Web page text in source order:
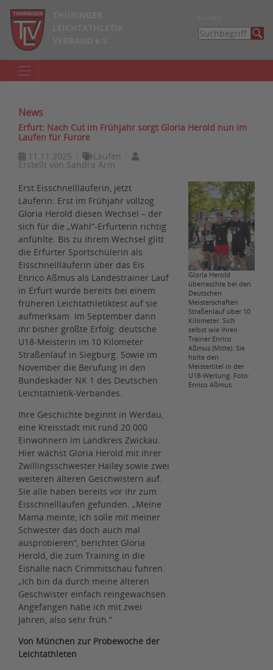
News
Erfurt: Nach Cut im Frühjahr sorgt Gloria Herold nun im
Laufen für Furore
11.11.2025
Laufen
Erstellt von Sandra Arm
Erst Eisschnellläuferin, jetzt
Läuferin: Erst im Frühjahr vollzog
Gloria Herold diesen Wechsel – der
sich für die „Wahl“-Erfurterin richtig
anfühlte. Bis zu ihrem Wechsel glitt
die Erfurter Sportschülerin als
Eisschnellläuferin über das Eis.
Enrico Aßmus als Landestrainer Lauf
in Erfurt wurde bereits bei einem
früheren Leichtathletiktest auf sie
aufmerksam. Im September dann
ihr bisher größte Erfolg: deutsche
U18-Meisterin im 10 Kilometer
Straßenlauf in Siegburg. Sowie im
November die Berufung in den
Bundeskader NK 1 des Deutschen
Leichtathletik-Verbandes.
Ihre Geschichte beginnt in Werdau,
eine Kreisstadt mit rund 20.000
Einwohnern im Landkreis Zwickau.
Hier wächst Gloria Herold mit ihrer
Zwillingsschwester Hailey sowie zwei
weiteren älteren Geschwistern auf.
Sie alle haben bereits vor ihr zum
Eisschnelllaufen gefunden. „Meine
Mama meinte, ich solle mit meiner
Schwester das doch auch mal
ausprobieren“, berichtet Gloria
Herold, die zum Training in die
Eishalle nach Crimmitschau fuhren.
„Ich bin da durch meine älteren
Geschwister einfach reingewachsen.
Angefangen habe ich mit zwei
Jahren, also sehr früh.“
Von München zur Probewoche der
Leichtathleten
Gloria Herold
überraschte bei den
Deutschen
Meisterschaften
Straßenlauf über 10
Kilometer. Sich
selbst wie ihren
Trainer Enrico
Aßmus (Mitte). Sie
holte den
Meistertitel in der
U18-Wertung. Foto:
Enrico Aßmus